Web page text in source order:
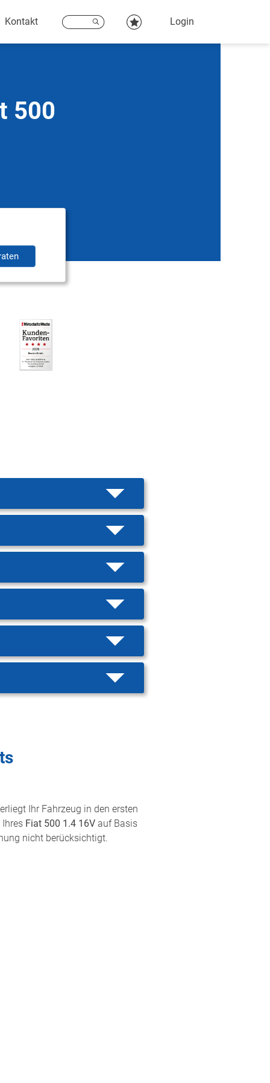
Kontakt Login
500
Ihr Fahrzeug in den ersten
Fiat 500 1.4 16V auf Basis
nicht berücksichtigt.